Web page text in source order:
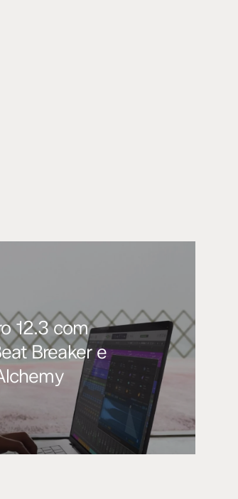
12.3 com
Breaker e